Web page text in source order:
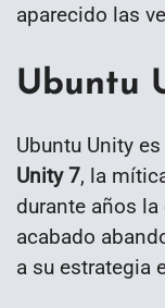
aparecido las
Ubuntu
Ubuntu Unity
Unity 7, la
durante años la
acabado
a su estrategia